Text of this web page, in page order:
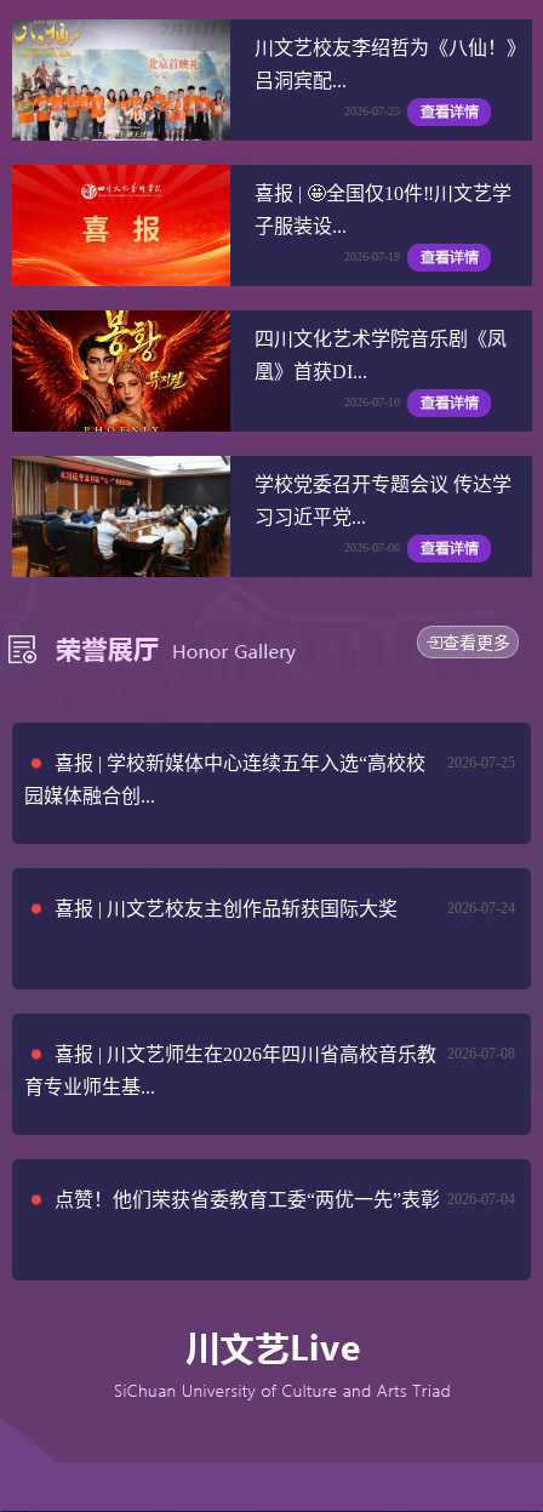
川文艺校友李绍哲为《八仙！》
吕洞宾配...
2026-07-25
喜报 | 🤩全国仅10件‼️川文艺学
子服装设...
2026-07-18
四川文化艺术学院音乐剧《凤
凰》首获DI...
2026-07-10
学校党委召开专题会议 传达学
习习近平党...
2026-07-06
查看更多
2026-07-25
喜报 | 学校新媒体中心连续五年入选“高校校
园媒体融合创...
2026-07-24
喜报 | 川文艺校友主创作品斩获国际大奖
2026-07-08
喜报 | 川文艺师生在2026年四川省高校音乐教
育专业师生基...
2026-07-04
点赞！他们荣获省委教育工委“两优一先”表彰